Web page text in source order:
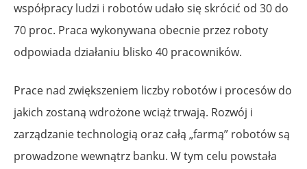
współpracy ludzi i robotów udało się skrócić od 30 do
70 proc. Praca wykonywana obecnie przez roboty
odpowiada działaniu blisko 40 pracowników.
Prace nad zwiększeniem liczby robotów i procesów do
jakich zostaną wdrożone wciąż trwają. Rozwój i
zarządzanie technologią oraz całą „farmą” robotów są
prowadzone wewnątrz banku. W tym celu powstała